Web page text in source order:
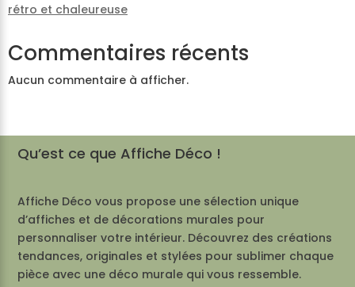
rétro et chaleureuse
Commentaires récents
Aucun commentaire à afficher.
Qu’est ce que Affiche Déco !
Affiche Déco vous propose une sélection unique
d’affiches et de décorations murales pour
personnaliser votre intérieur. Découvrez des créations
tendances, originales et stylées pour sublimer chaque
pièce avec une déco murale qui vous ressemble.